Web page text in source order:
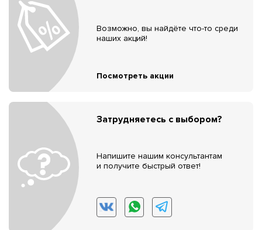
Возможно, вы найдёте что-то среди
наших акций!
Посмотреть акции
Затрудняетесь с выбором?
Напишите нашим консультантам
и получите быстрый ответ!